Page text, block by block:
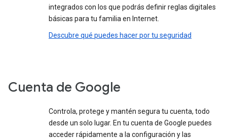
integrados con los que podrás definir reglas digitales
básicas para tu familia en Internet.
Descubre qué puedes hacer por tu seguridad
Cuenta de Google
Controla, protege y mantén segura tu cuenta, todo
desde un solo lugar. En tu cuenta de Google puedes
acceder rápidamente a la configuración y las